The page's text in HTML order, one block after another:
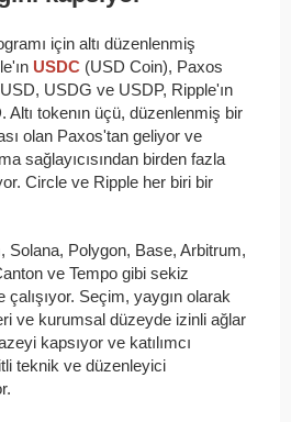
için altı düzenlenmiş
USDC (USD Coin), Paxos
USDG ve USDP, Ripple'ın
tokenın üçü, düzenlenmiş bir
olan Paxos'tan geliyor ve
sağlayıcısından birden fazla
Circle ve Ripple her biri bir
Solana, Polygon, Base, Arbitrum,
ve Tempo gibi sekiz
çalışıyor. Seçim, yaygın olarak
ve kurumsal düzeyde izinli ağlar
kapsıyor ve katılımcı
teknik ve düzenleyici